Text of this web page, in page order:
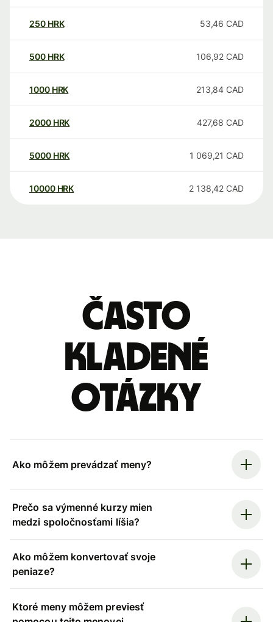
250 HRK 53,46 CAD
500 HRK 106,92 CAD
1000 HRK 213,84 CAD
2000 HRK 427,68 CAD
5000 HRK 1 069,21 CAD
10000 HRK 2 138,42 CAD
Často
kladené
otázky
Ako môžem prevádzať meny?
Prečo sa výmenné kurzy mien
medzi spoločnosťami líšia?
Ako môžem konvertovať svoje
peniaze?
Ktoré meny môžem previesť